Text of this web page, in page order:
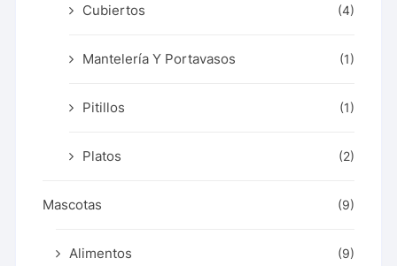
Cubiertos (4)
Mantelería Y Portavasos (1)
Pitillos (1)
Platos (2)
Mascotas (9)
Alimentos (9)